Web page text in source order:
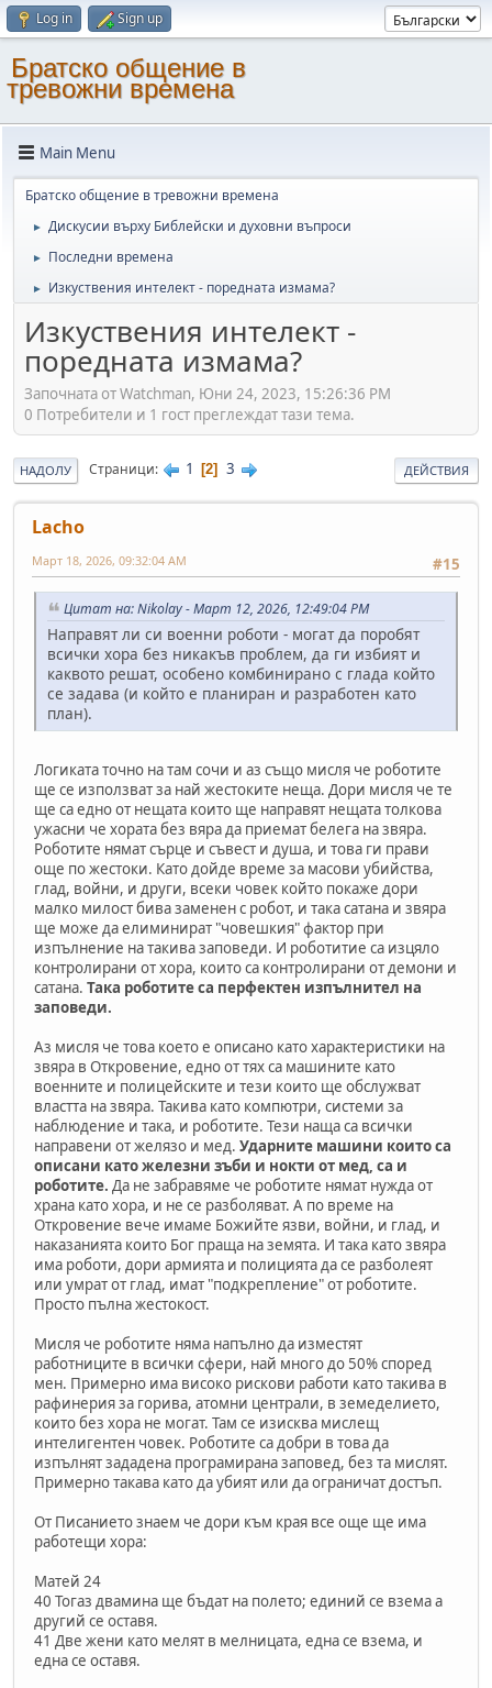
Log in Sign up
Братско общение в
тревожни времена
Main Menu
Братско общение в тревожни времена
► Дискусии върху Библейски и духовни въпроси
► Последни времена
► Изкуствения интелект - поредната измама?
Изкуствения интелект -
поредната измама?
Започната от Watchman, Юни 24, 2023, 15:26:36 PM
0 Потребители и 1 гост преглеждат тази тема.
НАДОЛУ Страници 1 2 3 ДЕЙСТВИЯ
Lacho
#15
Март 18, 2026, 09:32:04 AM
Цитат на: Nikolay - Март 12, 2026, 12:49:04 PM
Направят ли си военни роботи - могат да поробят
всички хора без никакъв проблем, да ги избият и
каквото решат, особено комбинирано с глада който
се задава (и който е планиран и разработен като
план).
Логиката точно на там сочи и аз също мисля че роботите
ще се използват за най жестоките неща. Дори мисля че те
ще са едно от нещата които ще направят нещата толкова
ужасни че хората без вяра да приемат белега на звяра.
Роботите нямат сърце и съвест и душа, и това ги прави
още по жестоки. Като дойде време за масови убийства,
глад, войни, и други, всеки човек който покаже дори
малко милост бива заменен с робот, и така сатана и звяра
ще може да елиминират "човешкия" фактор при
изпълнение на такива заповеди. И роботитие са изцяло
контролирани от хора, които са контролирани от демони и
сатана. Така роботите са перфектен изпълнител на
заповеди.
Аз мисля че това което е описано като характеристики на
звяра в Откровение, едно от тях са машините като
военните и полицейските и тези които ще обслужват
властта на звяра. Такива като компютри, системи за
наблюдение и така, и роботите. Тези наща са всички
направени от желязо и мед. Ударните машини които са
описани като железни зъби и нокти от мед, са и
роботите. Да не забравяме че роботите нямат нужда от
храна като хора, и не се разболяват. А по време на
Откровение вече имаме Божийте язви, войни, и глад, и
наказанията които Бог праща на земята. И така като звяра
има роботи, дори армията и полицията да се разболеят
или умрат от глад, имат "подкрепление" от роботите.
Просто пълна жестокост.
Мисля че роботите няма напълно да изместят
работниците в всички сфери, най много до 50% според
мен. Примерно има високо рискови работи като такива в
рафинерия за горива, атомни централи, в земеделието,
които без хора не могат. Там се изисква мислещ
интелигентен човек. Роботите са добри в това да
изпълнят зададена програмирана заповед, без та мислят.
Примерно такава като да убият или да ограничат достъп.
От Писанието знаем че дори към края все още ще има
работещи хора:
Матей 24
40 Тогаз двамина ще бъдат на полето; единий се взема а
другий се оставя.
41 Две жени като мелят в мелницата, една се взема, и
една се оставя.